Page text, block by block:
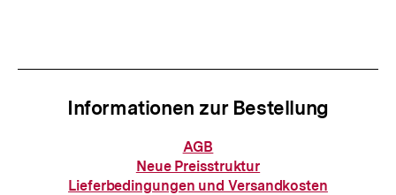
Informationen zur Bestellung
Informationen
zur
Bestellung
AGB
Neue Preisstruktur
Lieferbedingungen und Versandkosten